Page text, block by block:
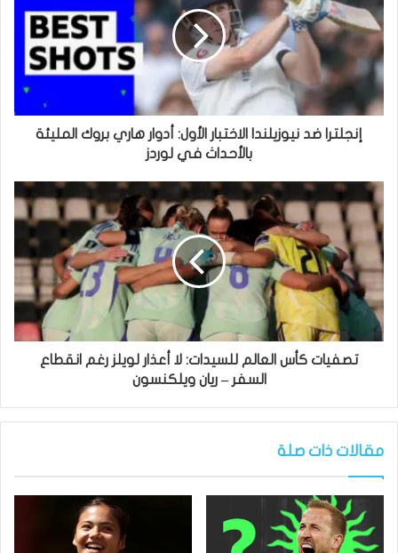
إنجلترا ضد نيوزيلندا الاختبار الأول: أدوار هاري بروك المليئة
بالأحداث في لوردز
تصفيات كأس العالم للسيدات: لا أعذار لويلز رغم انقطاع
السفر – ريان ويلكنسون
مقالات ذات صلة